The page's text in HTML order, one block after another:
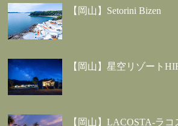
【岡山】Setorini Bizen
【岡山】星空リゾート
【岡山】LACOSTA-ラコ